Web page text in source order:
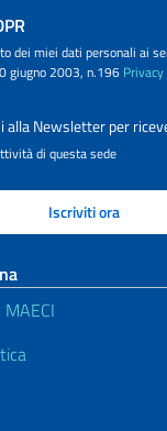
dei miei dati personali ai
giugno 2003, n.196 Privacy
alla Newsletter per
di questa sede